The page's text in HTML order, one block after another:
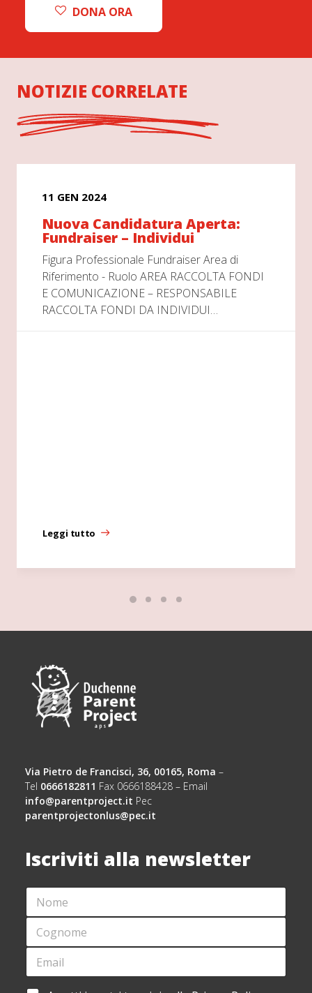
DONA ORA
NOTIZIE CORRELATE
11 GEN 2024
Nuova Candidatura Aperta:
Fundraiser – Individui
Figura Professionale Fundraiser Area di
Riferimento - Ruolo AREA RACCOLTA FONDI
E COMUNICAZIONE – RESPONSABILE
RACCOLTA FONDI DA INDIVIDUI…
Leggi tutto
Via Pietro de Francisci, 36, 00165, Roma –
Tel 0666182811 Fax 0666188428 – Email
info@parentproject.it Pec
parentprojectonlus@pec.it
Iscriviti alla newsletter
N
M
N
N
M
*
C
G
O
E
A
I